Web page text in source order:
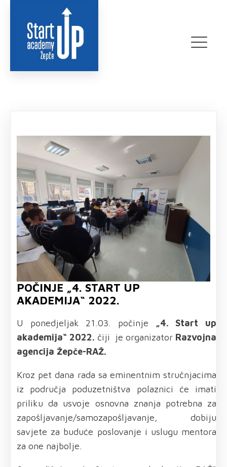
POČINJE „4. START UP
AKADEMIJA“ 2022.
U ponedjeljak 21.03. počinje
„4. Start up
akademija“ 2022. čiji je organizator Razvojna
agencija Žepče-RAŽ.
Kroz pet dana rada sa eminentnim stručnjacima
iz područja poduzetništva polaznici će imati
priliku da usvoje osnovna znanja potrebna za
zapošljavanje/samozapošljavanje, dobiju
savjete za buduće poslovanje i uslugu mentora
za one najbolje.